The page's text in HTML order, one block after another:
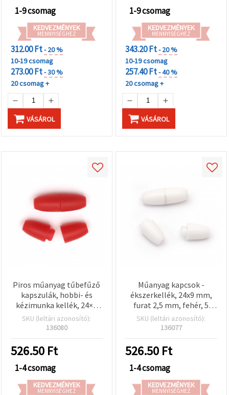
1-9 csomag
KEDVEZMÉNYEK
MENNYISÉGHEZ
312.00 Ft- 20 %
10-19 csomag
273.00 Ft- 30 %
20 csomag +
VÁSÁROL
1-9 csomag
KEDVEZMÉNYEK
MENNYISÉGHEZ
343.20 Ft- 20 %
10-19 csomag
257.40 Ft- 40 %
20 csomag +
VÁSÁROL
Piros műanyag tűbefűző
kapszulák, hobbi- és
kézimunka kellék, 24×9
mm, 2,5 mm furat – 5 db
SKU (leltári azonosító):
136080
526.50 Ft
1-4 csomag
KEDVEZMÉNYEK
MENNYISÉGHEZ
Műanyag kapcsok -
ékszerkellék, 24x9 mm,
furat 2,5 mm, fehér, 5
db/csomag
SKU (leltári azonosító):
136077
526.50 Ft
1-4 csomag
KEDVEZMÉNYEK
MENNYISÉGHEZ